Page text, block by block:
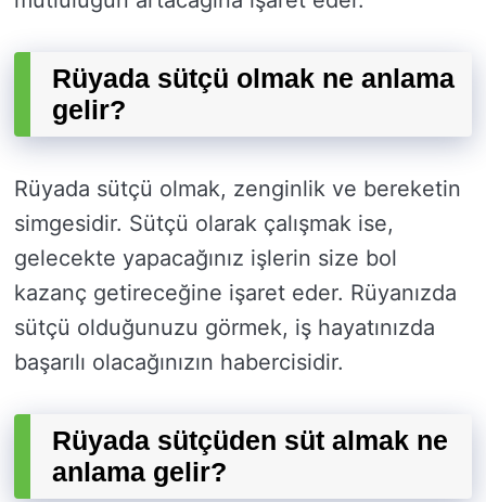
Rüyada sütçü olmak ne anlama
gelir?
Rüyada sütçü olmak, zenginlik ve bereketin
simgesidir. Sütçü olarak çalışmak ise,
gelecekte yapacağınız işlerin size bol
kazanç getireceğine işaret eder. Rüyanızda
sütçü olduğunuzu görmek, iş hayatınızda
başarılı olacağınızın habercisidir.
Rüyada sütçüden süt almak ne
anlama gelir?